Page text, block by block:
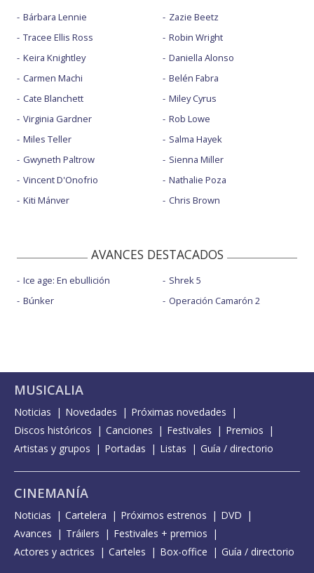
Bárbara Lennie
Tracee Ellis Ross
Keira Knightley
Carmen Machi
Cate Blanchett
Virginia Gardner
Miles Teller
Gwyneth Paltrow
Vincent D'Onofrio
Kiti Mánver
Zazie Beetz
Robin Wright
Daniella Alonso
Belén Fabra
Miley Cyrus
Rob Lowe
Salma Hayek
Sienna Miller
Nathalie Poza
Chris Brown
AVANCES DESTACADOS
Ice age: En ebullición
Búnker
Shrek 5
Operación Camarón 2
MUSICALIA
Noticias Novedades
Próximas novedades
Discos históricos
Canciones Festivales
Premios
Artistas y grupos
Portadas Listas Guía / directorio
CINEMANÍA
Noticias Cartelera Próximos estrenos
DVD
Avances
Tráilers
Festivales + premios
Actores y actrices
Carteles Box-office Guía / directorio